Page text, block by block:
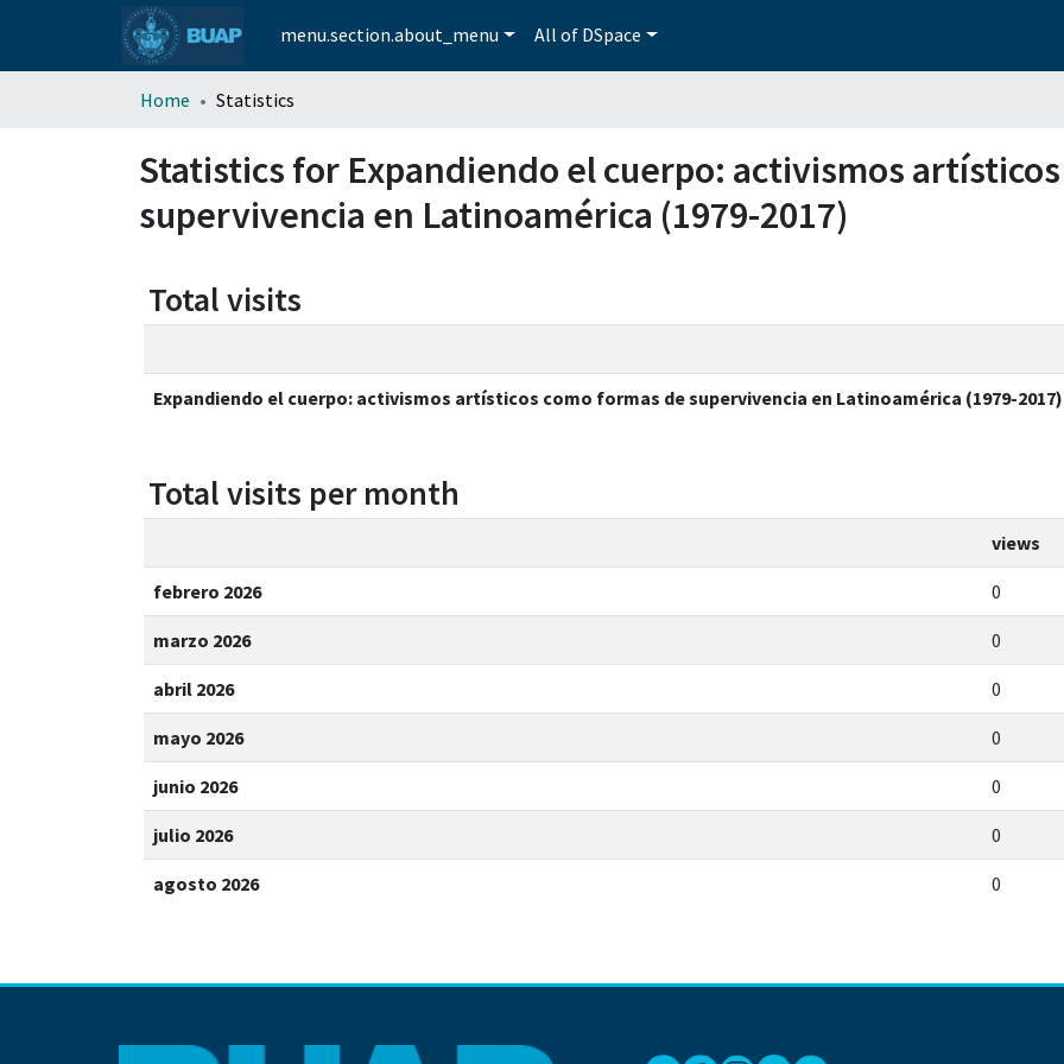
menu.section.about_menu All of DSpace
Home Statistics
Statistics for Expandiendo el cuerpo: activismos
supervivencia en Latinoamérica (1979-2017)
Total visits
Expandiendo el cuerpo: activismos artísticos como formas de supervivencia en Latinoamérica (1979-2017)
Total visits per month
views
febrero 2026 0
marzo 2026 0
abril 2026 0
mayo 2026 0
junio 2026 0
julio 2026 0
agosto 2026 0